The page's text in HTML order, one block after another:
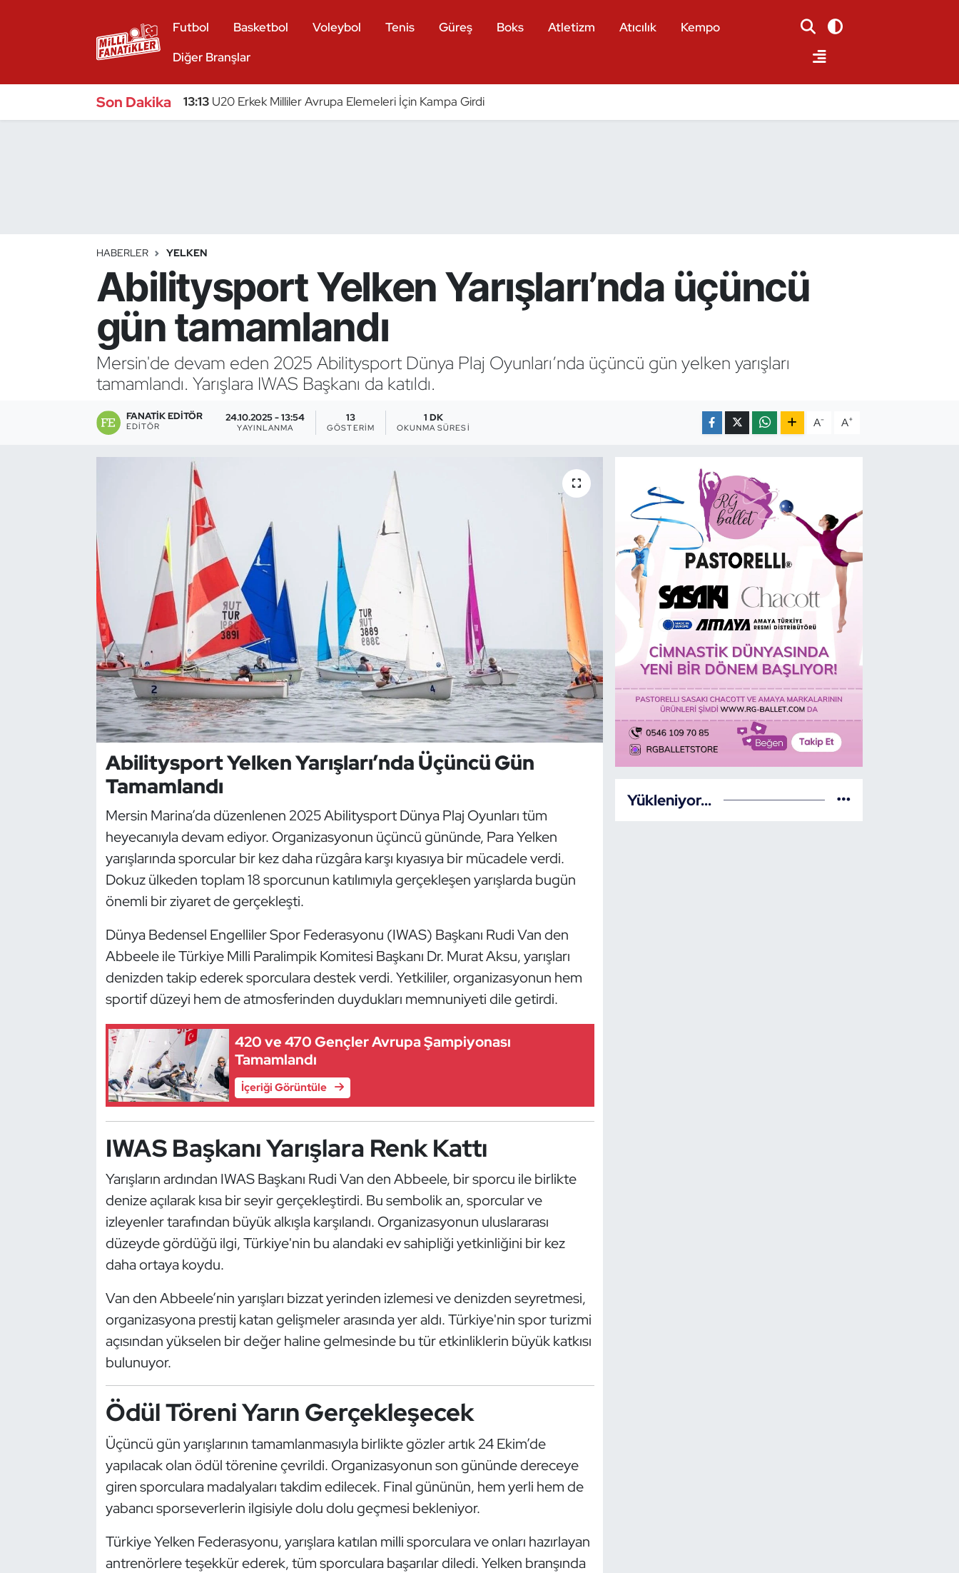
Futbol Basketbol Voleybol Tenis Güreş Boks Atletizm Atıcılık
Kempo
Diğer Branşlar
Son Dakika 13:13 U20 Erkek Milliler Avrupa Elemeleri İçin Kampa Girdi
HABERLER YELKEN
Abilitysport Yelken Yarışları’nda üçüncü
gün tamamlandı
Mersin'de devam eden 2025 Abilitysport Dünya Plaj Oyunları’nda üçüncü gün yelken yarışları
tamamlandı. Yarışlara IWAS Başkanı da katıldı.
FANATIK EDITÖR
EDITÖR
24.10.2025 - 13:54
YAYINLANMA
13
GÖSTERIM
1 DK
OKUNMA SÜRESI A- A+
Abilitysport Yelken Yarışları’nda Üçüncü Gün
Tamamlandı
Mersin Marina’da düzenlenen 2025 Abilitysport Dünya Plaj Oyunları tüm
heyecanıyla devam ediyor. Organizasyonun üçüncü gününde, Para Yelken
yarışlarında sporcular bir kez daha rüzgâra karşı kıyasıya bir mücadele verdi.
Dokuz ülkeden toplam 18 sporcunun katılımıyla gerçekleşen yarışlarda bugün
önemli bir ziyaret de gerçekleşti.
Dünya Bedensel Engelliler Spor Federasyonu (IWAS) Başkanı Rudi Van den
Abbeele ile Türkiye Milli Paralimpik Komitesi Başkanı Dr. Murat Aksu, yarışları
denizden takip ederek sporculara destek verdi. Yetkililer, organizasyonun hem
sportif düzeyi hem de atmosferinden duydukları memnuniyeti dile getirdi.
420 ve 470 Gençler Avrupa Şampiyonası
Tamamlandı
İçeriği Görüntüle
IWAS Başkanı Yarışlara Renk Kattı
Yarışların ardından IWAS Başkanı Rudi Van den Abbeele, bir sporcu ile birlikte
denize açılarak kısa bir seyir gerçekleştirdi. Bu sembolik an, sporcular ve
izleyenler tarafından büyük alkışla karşılandı. Organizasyonun uluslararası
düzeyde gördüğü ilgi, Türkiye'nin bu alandaki ev sahipliği yetkinliğini bir kez
daha ortaya koydu.
Van den Abbeele’nin yarışları bizzat yerinden izlemesi ve denizden seyretmesi,
organizasyona prestij katan gelişmeler arasında yer aldı. Türkiye'nin spor turizmi
açısından yükselen bir değer haline gelmesinde bu tür etkinliklerin büyük katkısı
bulunuyor.
Ödül Töreni Yarın Gerçekleşecek
Üçüncü gün yarışlarının tamamlanmasıyla birlikte gözler artık 24 Ekim’de
yapılacak olan ödül törenine çevrildi. Organizasyonun son gününde dereceye
giren sporculara madalyaları takdim edilecek. Final gününün, hem yerli hem de
yabancı sporseverlerin ilgisiyle dolu dolu geçmesi bekleniyor.
Türkiye Yelken Federasyonu, yarışlara katılan milli sporculara ve onları hazırlayan
antrenörlere teşekkür ederek, tüm sporculara başarılar diledi. Yelken branşında
Yükleniyor...
Bocce Bowling Dart
Buz Hokeyi
Cimnastik
Dans Sporları
Dövüş Sanatı
Hava Sporları
İşitme Engelli Sporcular
Judo ve Kuraş
Kano ve Rafting
Modern Pentatlon
Motor Sporları